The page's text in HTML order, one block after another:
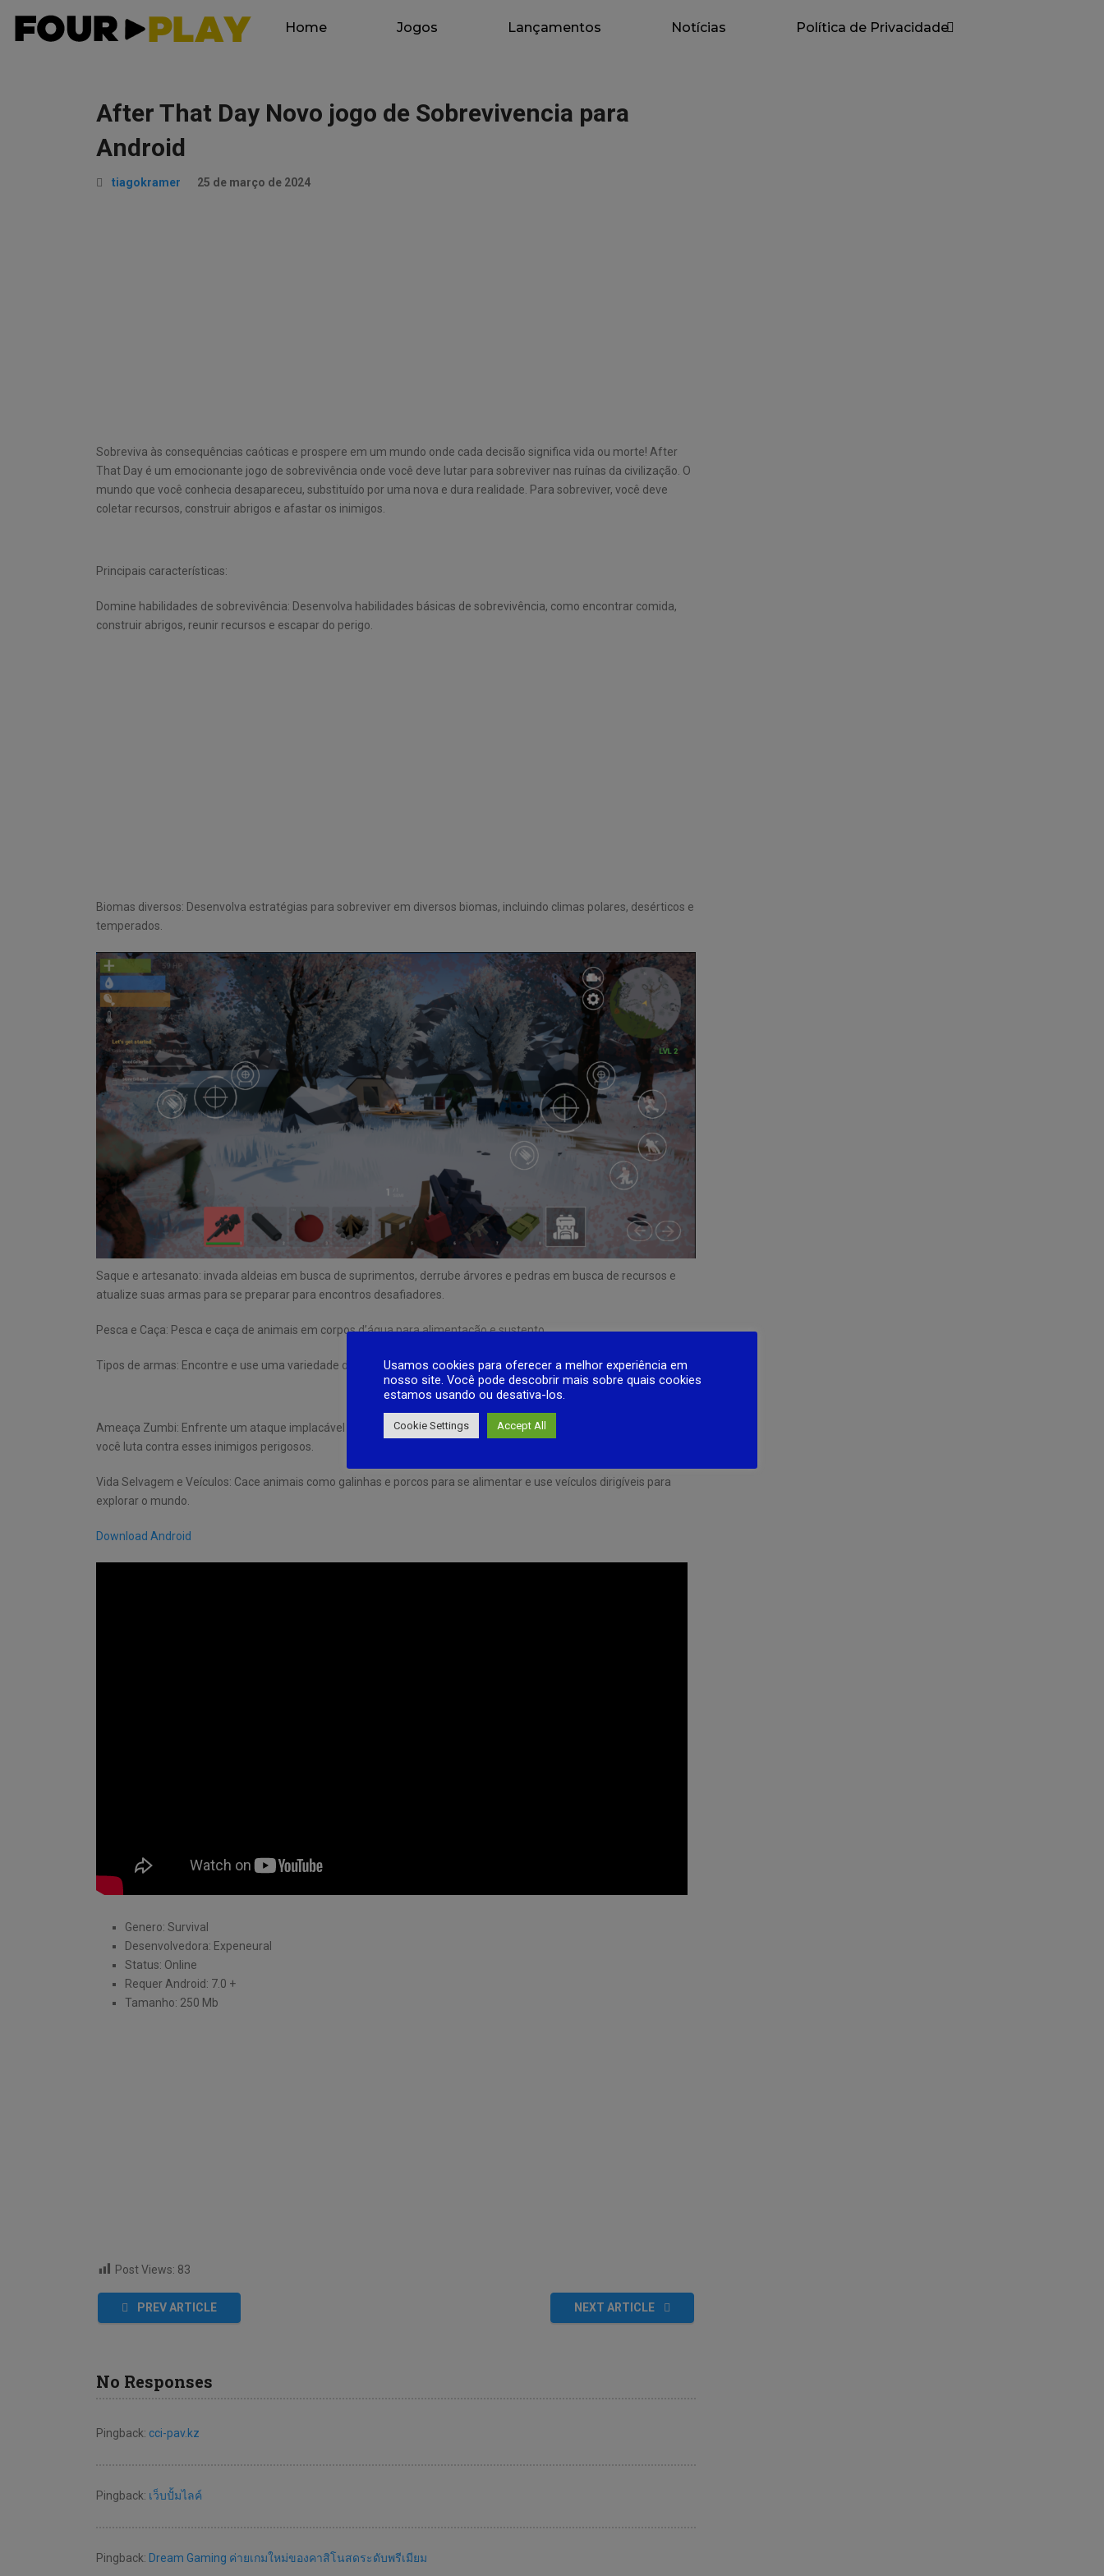
Home Jogos Lançamentos Notícias Política de Privacidade
After That Day Novo jogo de Sobrevivencia para
Android
tiagokramer 25 de março de 2024
Sobreviva às consequências caóticas e prospere em um mundo onde cada decisão significa vida ou morte! After
That Day é um emocionante jogo de sobrevivência onde você deve lutar para sobreviver nas ruínas da civilização. O
mundo que você conhecia desapareceu, substituído por uma nova e dura realidade. Para sobreviver, você deve
coletar recursos, construir abrigos e afastar os inimigos.
Principais características:
Domine habilidades de sobrevivência: Desenvolva habilidades básicas de sobrevivência, como encontrar comida,
construir abrigos, reunir recursos e escapar do perigo.
Biomas diversos: Desenvolva estratégias para sobreviver em diversos biomas, incluindo climas polares, desérticos e
temperados.
Saque e artesanato: invada aldeias em busca de suprimentos, derrube árvores e pedras em busca de recursos e
atualize suas armas para se preparar para encontros desafiadores.
Pesca e Caça: Pesca e caça de animais em corpos d’água para alimentação e sustento.
Tipos de armas: Encontre e use uma variedade de armas, cada uma com seus próprios pontos fortes e fracos.
Ameaça Zumbi: Enfrente um ataque implacável de zumbis e a sobrevivência se tornará mais difícil à medida que
você luta contra esses inimigos perigosos.
Vida Selvagem e Veículos: Cace animais como galinhas e porcos para se alimentar e use veículos dirigíveis para
explorar o mundo.
Download Android
Genero: Survival
Desenvolvedora: Expeneural
Status: Online
Requer Android: 7.0 +
Tamanho: 250 Mb
Post Views: 83
PREV ARTICLE NEXT ARTICLE
No Responses
Pingback: cci-pav.kz
Pingback: เว็บปั้มไลค์
Pingback: Dream Gaming ค่ายเกมใหม่ของคาสิโนสดระดับพรีเมียม
Usamos cookies para oferecer a melhor experiência em
nosso site. Você pode descobrir mais sobre quais cookies
estamos usando ou desativa-los.
Cookie Settings Accept All